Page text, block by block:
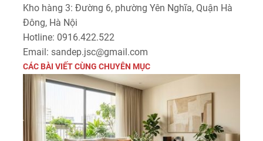
Kho hàng 3: Đường 6, phường Yên Nghĩa, Quận Hà
Đông, Hà Nội
Hotline: 0916.422.522
Email: sandep.jsc@gmail.com
CÁC BÀI VIẾT CÙNG CHUYÊN MỤC